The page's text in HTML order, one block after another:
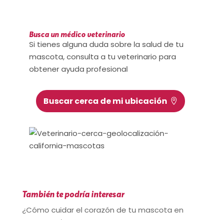
Busca un médico veterinario
Si tienes alguna duda sobre la salud de tu
mascota, consulta a tu veterinario para
obtener ayuda profesional
Buscar cerca de mi ubicación
También te podría interesar
¿Cómo cuidar el corazón de tu mascota en